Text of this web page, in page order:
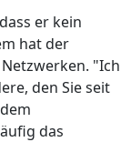
er kein
hat der
"Ich
den Sie seit
das